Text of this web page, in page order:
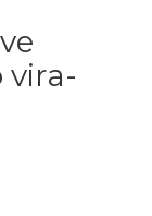
vira-